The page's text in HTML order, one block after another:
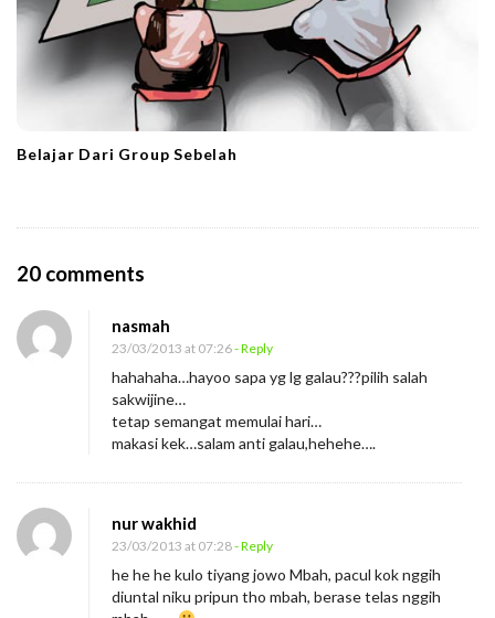
Belajar Dari Group Sebelah
20 comments
T
m
b
o
G
l
a
u
nasmah
23/03/2013 at 07:26- Reply
hahahaha…hayoo sapa yg lg galau???pilih salah
sakwijine…
tetap semangat memulai hari…
makasi kek…salam anti galau,hehehe….
nur wakhid
23/03/2013 at 07:28- Reply
he he he kulo tiyang jowo Mbah, pacul kok nggih
diuntal niku pripun tho mbah, berase telas nggih